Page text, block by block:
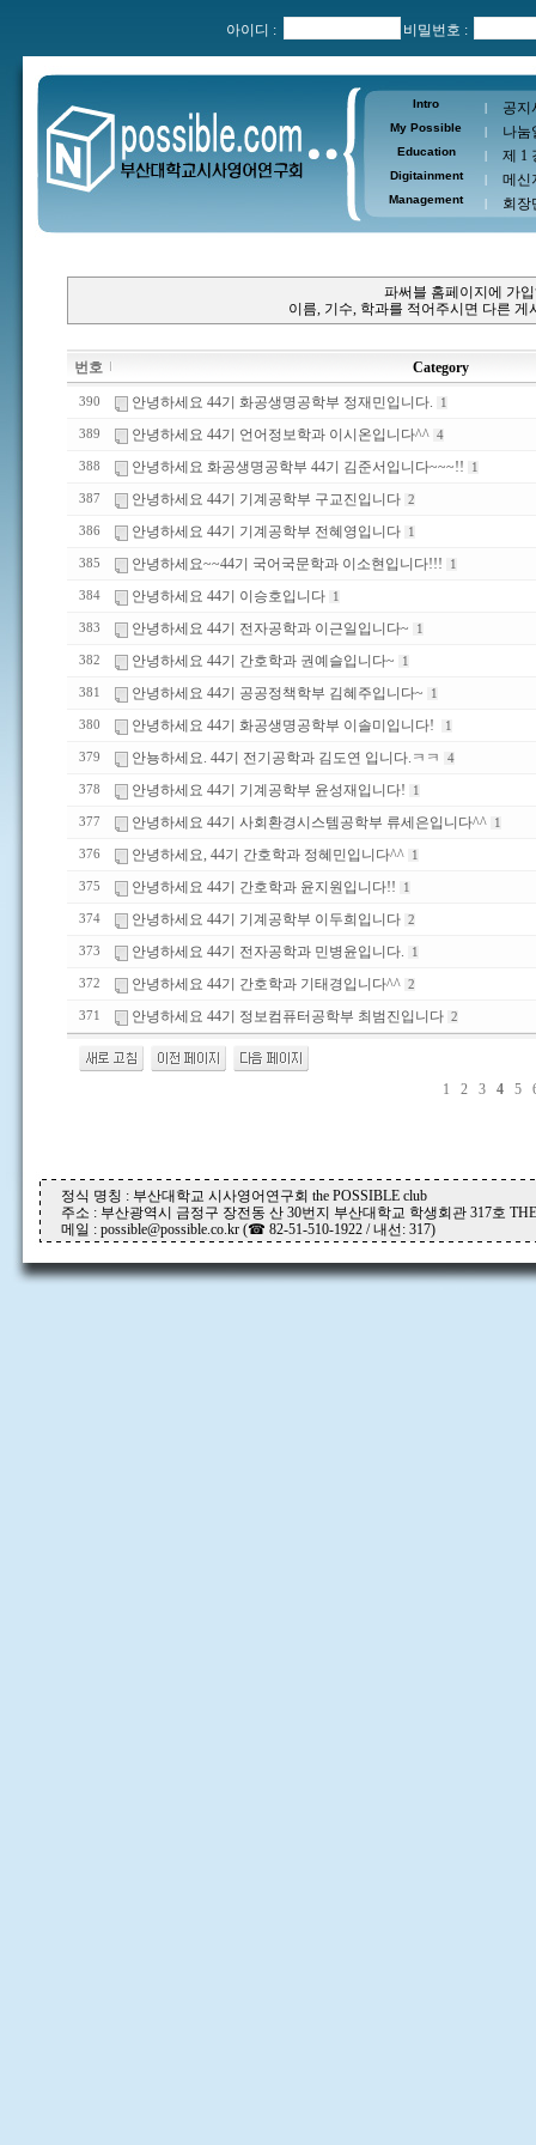
아이디 : 비밀번호 :
Intro | 공지
My Possible | 나눔
Education | 제 1
Digitainment | 메신
Management | 회장
파써블 홈페이지에 가
이름, 기수, 학과를 적어주시면 다른
번호 Category
390 안녕하세요 44기 화공생명공학부 정재민입니다. 1
389 안녕하세요 44기 언어정보학과 이시온입니다^^ 4
388 안녕하세요 화공생명공학부 44기 김준서입니다~~~!! 1
387 안녕하세요 44기 기계공학부 구교진입니다 2
386 안녕하세요 44기 기계공학부 전혜영입니다 1
385 안녕하세요~~44기 국어국문학과 이소현입니다!!! 1
384 안녕하세요 44기 이승호입니다 1
383 안녕하세요 44기 전자공학과 이근일입니다~ 1
382 안녕하세요 44기 간호학과 권예슬입니다~ 1
381 안녕하세요 44기 공공정책학부 김혜주입니다~ 1
380 안녕하세요 44기 화공생명공학부 이솔미입니다! 1
379 안뇽하세요. 44기 전기공학과 김도연 입니다.ㅋㅋ 4
378 안녕하세요 44기 기계공학부 윤성재입니다! 1
377 안녕하세요 44기 사회환경시스템공학부 류세은입니다^^ 1
376 안녕하세요, 44기 간호학과 정혜민입니다^^ 1
375 안녕하세요 44기 간호학과 윤지원입니다!! 1
374 안녕하세요 44기 기계공학부 이두희입니다 2
373 안녕하세요 44기 전자공학과 민병윤입니다. 1
372 안녕하세요 44기 간호학과 기태경입니다^^ 2
371 안녕하세요 44기 정보컴퓨터공학부 최범진입니다 2
1 2 3 4 5
정식 명칭 : 부산대학교 시사영어연구회 the POSSIBLE club
주소 : 부산광역시 금정구 장전동 산 30번지 부산대학교 학생회관 317호
메일 : possible@possible.co.kr (☎ 82-51-510-1922 / 내선: 317)